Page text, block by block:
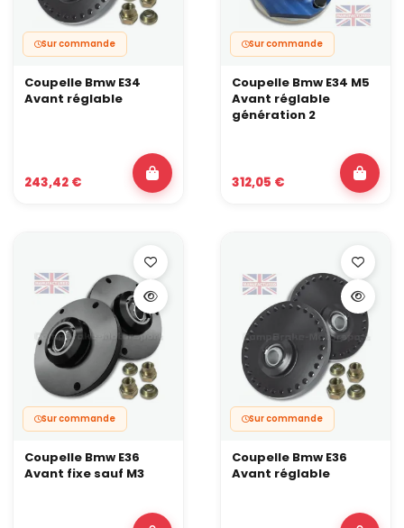
Sur commande
Coupelle Bmw E34
Avant réglable
243,42 €
Sur commande
Coupelle Bmw E34 M5
Avant réglable
génération 2
312,05 €
Sur commande
Coupelle Bmw E36
Avant fixe sauf M3
Sur commande
Coupelle Bmw E36
Avant réglable